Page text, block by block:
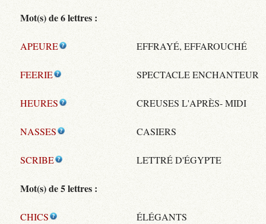
Mot(s) de 6 lettres :
APEURE EFFRAYÉ, EFFAROUCHÉ
FEERIE SPECTACLE ENCHANTEUR
HEURES CREUSES L'APRÈS- MIDI
NASSES CASIERS
SCRIBE LETTRÉ D'ÉGYPTE
Mot(s) de 5 lettres :
CHICS ÉLÉGANTS